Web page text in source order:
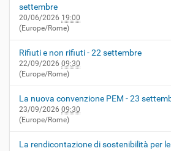
settembre
20/06/2026 19:00
(Europe/Rome)
Rifiuti e non rifiuti - 22 settembre
22/09/2026 09:30
(Europe/Rome)
La nuova convenzione PEM - 23
23/09/2026 09:30
(Europe/Rome)
La rendicontazione di sostenibilità per